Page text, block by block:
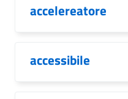
accelereatore
accessibile